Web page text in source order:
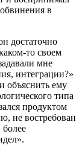
в
достаточно
то своем
мне
интеграции?»
объяснить ему
типа
продуктом
не востребован